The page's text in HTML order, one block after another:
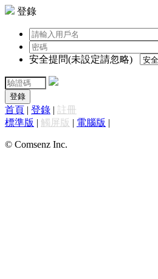
登錄
安全提問(未設定請忽略)
登錄
首頁 | 登錄 | 註冊
標準版 | 觸屏版 | 電腦版 |
© Comsenz Inc.